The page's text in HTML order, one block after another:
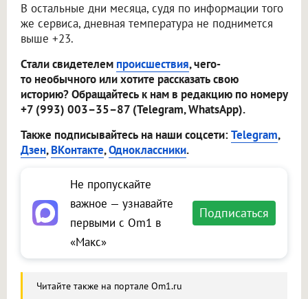
В остальные дни месяца, судя по информации того
же сервиса, дневная температура не поднимется
выше +23.
Стали свидетелем происшествия, чего-
то необычного или хотите рассказать свою
историю? Обращайтесь к нам в редакцию по номеру
+7 (993) 003–35–87 (Telegram, WhatsApp).
Также подписывайтесь на наши соцсети:Telegram,
Дзен,ВКонтакте,Одноклассники.
Не пропускайте
важное — узнавайте
первыми с Om1 в
«Макс»
Подписаться
Читайте также на портале Om1.ru